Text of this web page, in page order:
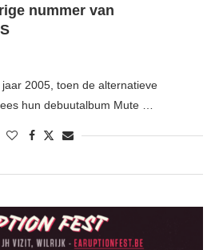
nummer van
2005, toen de alternatieve
hun debuutalbum Mute …